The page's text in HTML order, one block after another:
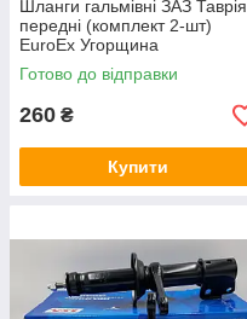
Шланги гальмівні ЗАЗ Таврія
передні (комплект 2-шт)
EuroEx Угорщина
Готово до відправки
260 ₴
Купити